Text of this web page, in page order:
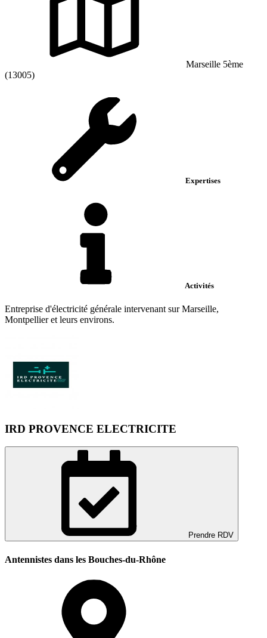
Marseille 5ème
(13005)
Expertises
Activités
Entreprise d'électricité générale intervenant sur Marseille,
Montpellier et leurs environs.
IRD PROVENCE ELECTRICITE
Prendre RDV
Antennistes dans les Bouches-du-Rhône